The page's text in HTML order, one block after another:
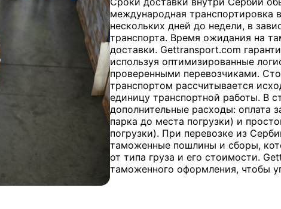
международная
нескольких дней до недели, в
транспорта. Время ожидания на
доставки. Gettransport.com
используя оптимизированные
проверенными перевозчиками.
транспортом рассчитывается
единицу транспортной работы. В
дополнительные расходы: оплата
парка до места погрузки) и
погрузки). При перевозке из
таможенные пошлины и сборы,
от типа груза и его стоимости.
таможенного оформления, чтобы